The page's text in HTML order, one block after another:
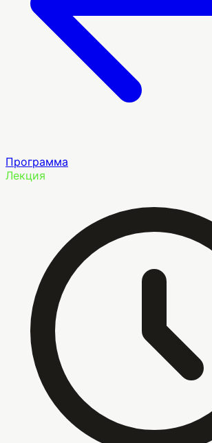
Программа
Лекция